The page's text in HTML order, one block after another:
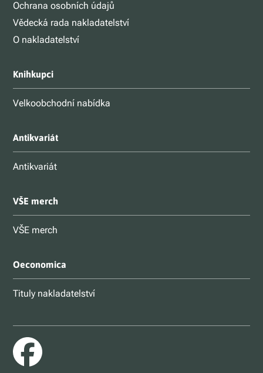
Ochrana osobních údajů
Vědecká rada nakladatelství
O nakladatelství
Knihkupci
Velkoobchodní nabídka
Antikvariát
Antikvariát
VŠE merch
VŠE merch
Oeconomica
Tituly nakladatelství